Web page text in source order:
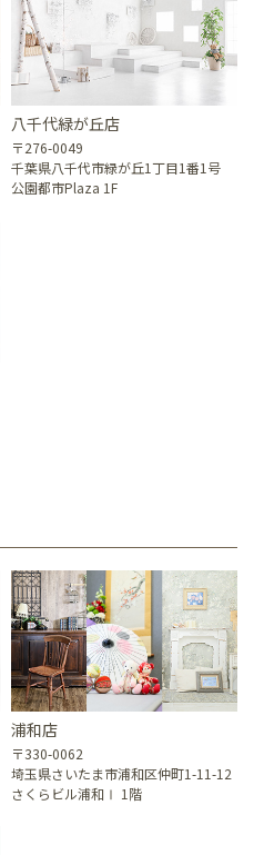
八千代緑が丘店
〒276-0049
千葉県八千代市緑が丘1丁目1番1号
公園都市Plaza 1F
浦和店
〒330-0062
埼玉県さいたま市浦和区仲町1-11-12
さくらビル浦和Ⅰ 1階